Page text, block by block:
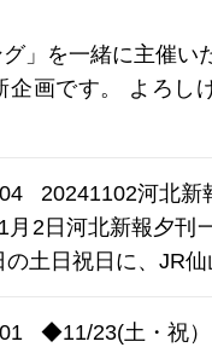
グ」を一緒に主催い
企画です。 よろし
20241102河北新
月2日河北新報夕刊
の土日祝日に、JR
◆11/23(土・祝